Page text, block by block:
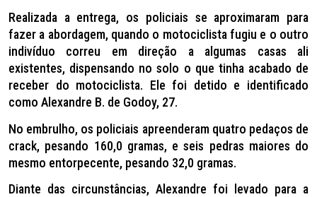
Realizada a entrega, os policiais se aproximaram para
fazer a abordagem, quando o motociclista fugiu e o outro
indivíduo correu em direção a algumas casas ali
existentes, dispensando no solo o que tinha acabado de
receber do motociclista. Ele foi detido e identificado
como Alexandre B. de Godoy, 27.
No embrulho, os policiais apreenderam quatro pedaços de
crack, pesando 160,0 gramas, e seis pedras maiores do
mesmo entorpecente, pesando 32,0 gramas.
Diante das circunstâncias, Alexandre foi levado para a